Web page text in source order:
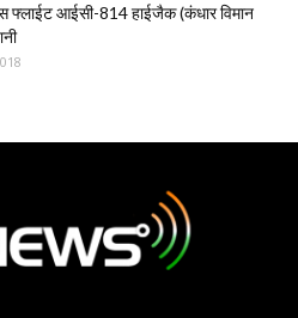
फ्लाईट आईसी-814 हाईजैक (कंधार विमान